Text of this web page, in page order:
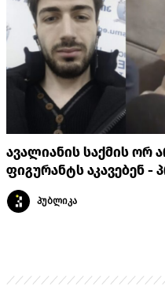
ავალიანის საქმის ორ
ფიგურანტს აკავებენ
პუბლიკა